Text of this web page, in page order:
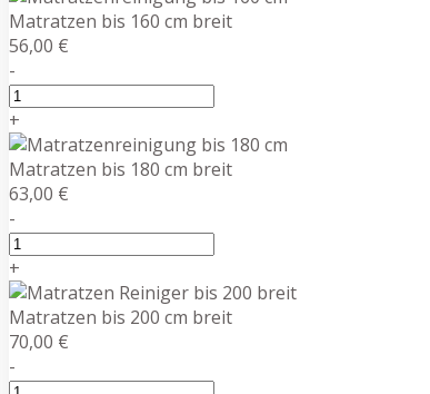
Matratzen bis 160 cm breit
56,00 €
-
+
Matratzen bis 180 cm breit
63,00 €
-
+
Matratzen bis 200 cm breit
70,00 €
-